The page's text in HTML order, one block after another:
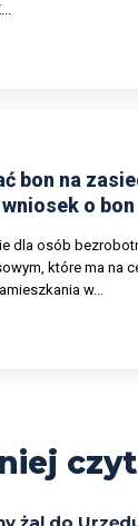
bon na
wniosek o
dla osób
które ma na
w...